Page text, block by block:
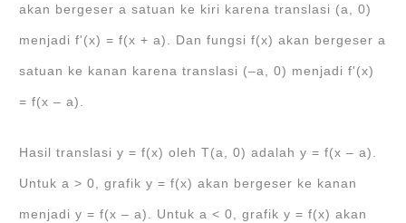
akan bergeser a satuan ke kiri karena translasi (a, 0)
menjadi f'(x) = f(x + a). Dan fungsi f(x) akan bergeser a
satuan ke kanan karena translasi (–a, 0) menjadi f'(x)
= f(x – a).
Hasil translasi y = f(x) oleh T(a, 0) adalah y = f(x – a).
Untuk a > 0, grafik y = f(x) akan bergeser ke kanan
menjadi y = f(x – a). Untuk a < 0, grafik y = f(x) akan